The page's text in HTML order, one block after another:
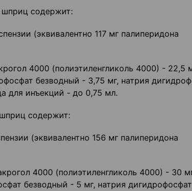
шприц содержит:
(эквивалентно 117 мг палиперидона
4000 (полиэтиленгликоль 4000) - 22,5
безводный - 3,75 мг, натрия
для инъекций - до 0,75 мл.
содержит:
(эквивалентно 156 мг палиперидона
4000 (полиэтиленгликоль 4000) - 30
безводный - 5 мг, натрия